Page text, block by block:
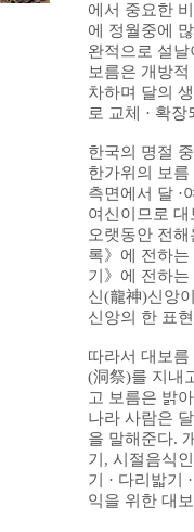
에서 중요한
에 정월중에
완적으로 설날
보름은 개방
차하며 달의
로 교체 · 확
한국의 명절
한가위의 보
측면에서 달 ·
여신이므로
오랫동안 전
록》에 전하
기》에 전하
신(龍神)신앙
신앙의 한 표
따라서 대보
(洞祭)를 지내
고 보름은 밝
나라 사람은
을 말해준다.
기, 시절음식
기 · 다리밟기
익을 위한 대